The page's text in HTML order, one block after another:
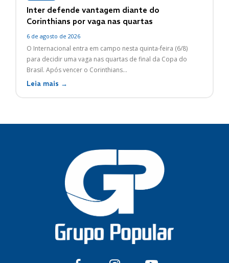
Inter defende vantagem diante do
Corinthians por vaga nas quartas
6 de agosto de 2026
O Internacional entra em campo nesta quinta-feira (6/8)
para decidir uma vaga nas quartas de final da Copa do
Brasil. Após vencer o Corinthians...
Leia mais →